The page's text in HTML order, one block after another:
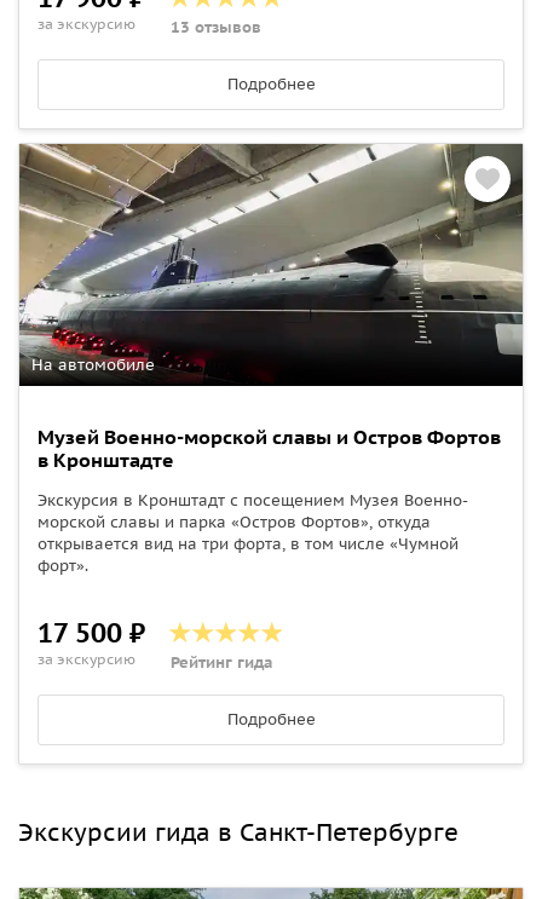
за экскурсию 13 отзывов
Подробнее
На автомобиле
Музей Военно-морской славы и Остров Фортов
в Кронштадте
Экскурсия в Кронштадт с посещением Музея Военно-
морской славы и парка «Остров Фортов», откуда
открывается вид на три форта, в том числе «Чумной
форт».
17 500 ₽
за экскурсию Рейтинг гида
Подробнее
Экскурсии гида в Санкт-Петербурге